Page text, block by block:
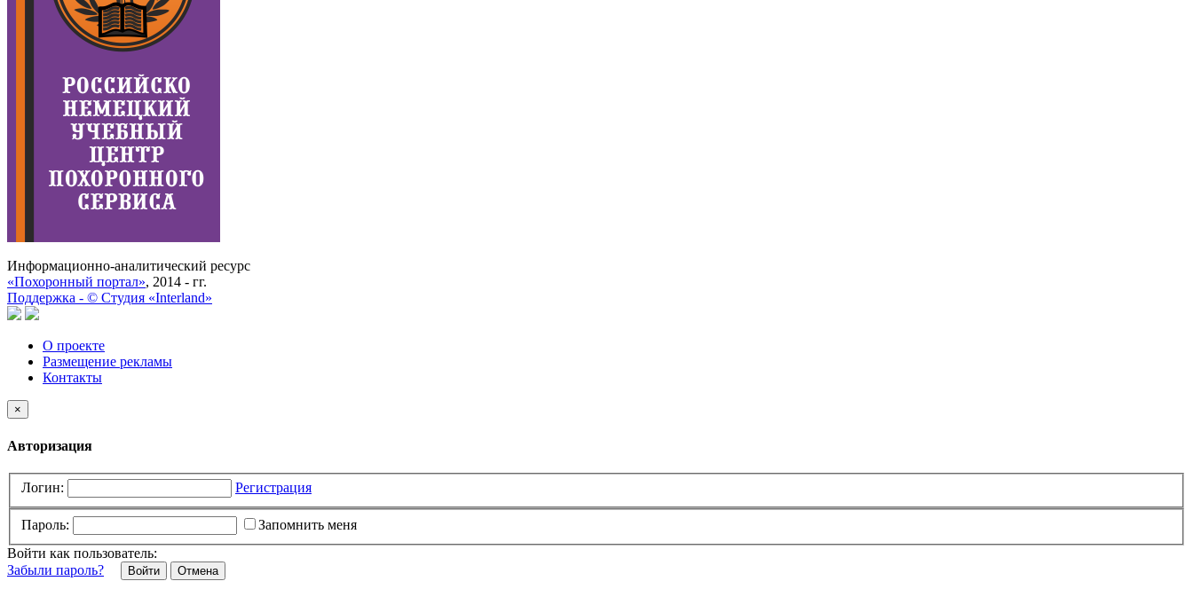
Информационно-аналитический ресурс
«Похоронный портал», 2014 - гг.
Поддержка - © Cтудия «Interland»
О проекте
Размещение рекламы
Контакты
×
Авторизация
Логин: Регистрация
Пароль:
Запомнить меня
Войти как пользователь:
Забыли пароль?
Отмена